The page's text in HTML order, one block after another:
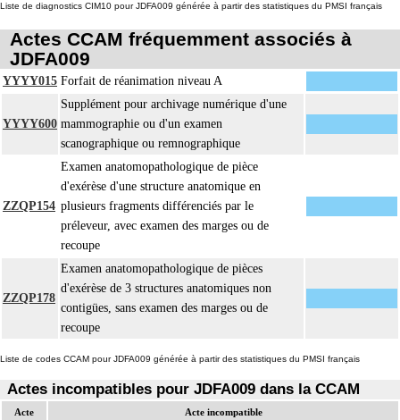
Liste de diagnostics CIM10 pour JDFA009 générée à partir des statistiques du PMSI français
Actes CCAM fréquemment associés à
JDFA009
YYYY015 Forfait de réanimation niveau A
YYYY600
Supplément pour archivage numérique d'une
mammographie ou d'un examen
scanographique ou remnographique
ZZQP154
Examen anatomopathologique de pièce
d'exérèse d'une structure anatomique en
plusieurs fragments différenciés par le
préleveur, avec examen des marges ou de
recoupe
ZZQP178
Examen anatomopathologique de pièces
d'exérèse de 3 structures anatomiques non
contigües, sans examen des marges ou de
recoupe
Liste de codes CCAM pour JDFA009 générée à partir des statistiques du PMSI français
Actes incompatibles pour JDFA009 dans la CCAM
Acte Acte incompatible